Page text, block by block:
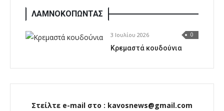
ΛΑΜΝΟΚΟΠΩΝΤΑΣ
3 Ιουλίου 2026 0
Κρεμαστά κουδούνια
Στείλτε e-mail στο : kavosnews@gmail.com